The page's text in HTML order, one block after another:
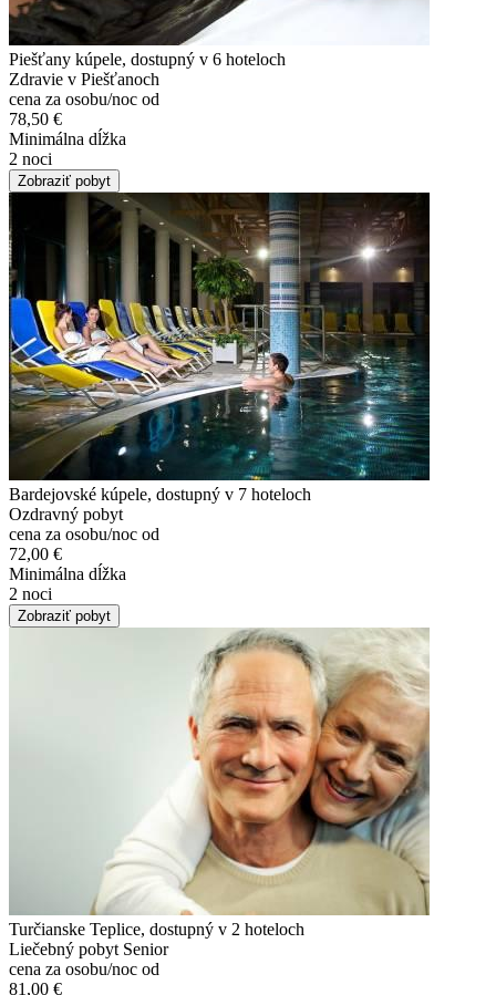
Piešťany kúpele, dostupný v 6 hoteloch
Zdravie v Piešťanoch
cena za osobu/noc od
78,50 €
Minimálna dĺžka
2 noci
Zobraziť pobyt
Bardejovské kúpele, dostupný v 7 hoteloch
Ozdravný pobyt
cena za osobu/noc od
72,00 €
Minimálna dĺžka
2 noci
Zobraziť pobyt
Turčianske Teplice, dostupný v 2 hoteloch
Liečebný pobyt Senior
cena za osobu/noc od
81,00 €